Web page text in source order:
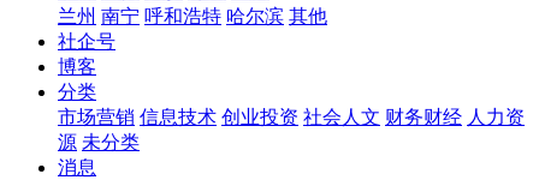
兰州 南宁 呼和浩特 哈尔滨 其他
社企号
博客
分类
市场营销 信息技术 创业投资 社会人文 财务财经 人力资
源 未分类
消息